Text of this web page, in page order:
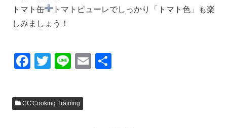
トマト缶
トマトピューレでしっかり「トマト色」も楽
しみましょう！
F
c
e
T
tt
er
Li
e
E
CC'Cooking Training